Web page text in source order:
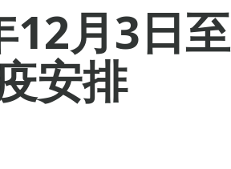
12月3日至
安排